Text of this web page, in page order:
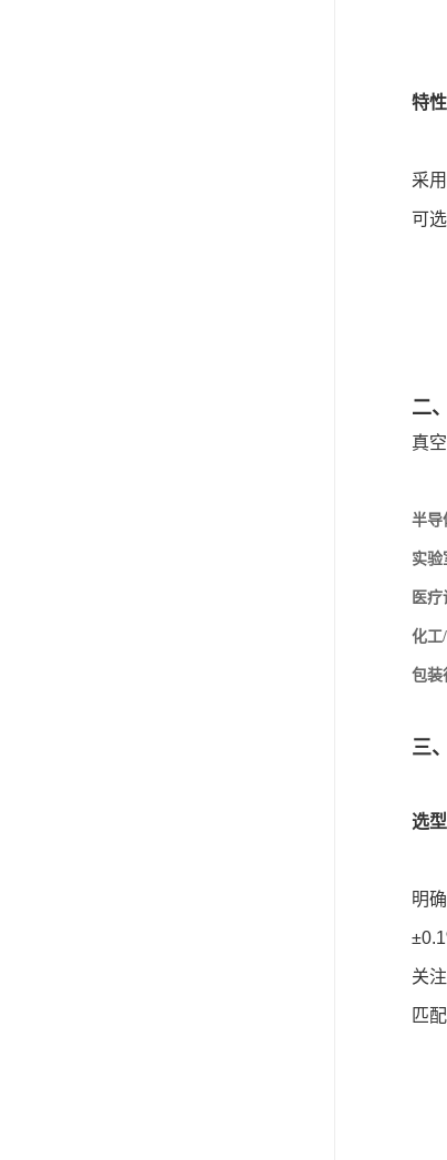
特性
采
可
二
真
半导
实验
医
化工
包装
三
选
明确
关注
匹配